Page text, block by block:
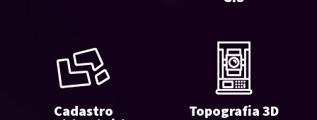
Cadastro
Topografia 3D